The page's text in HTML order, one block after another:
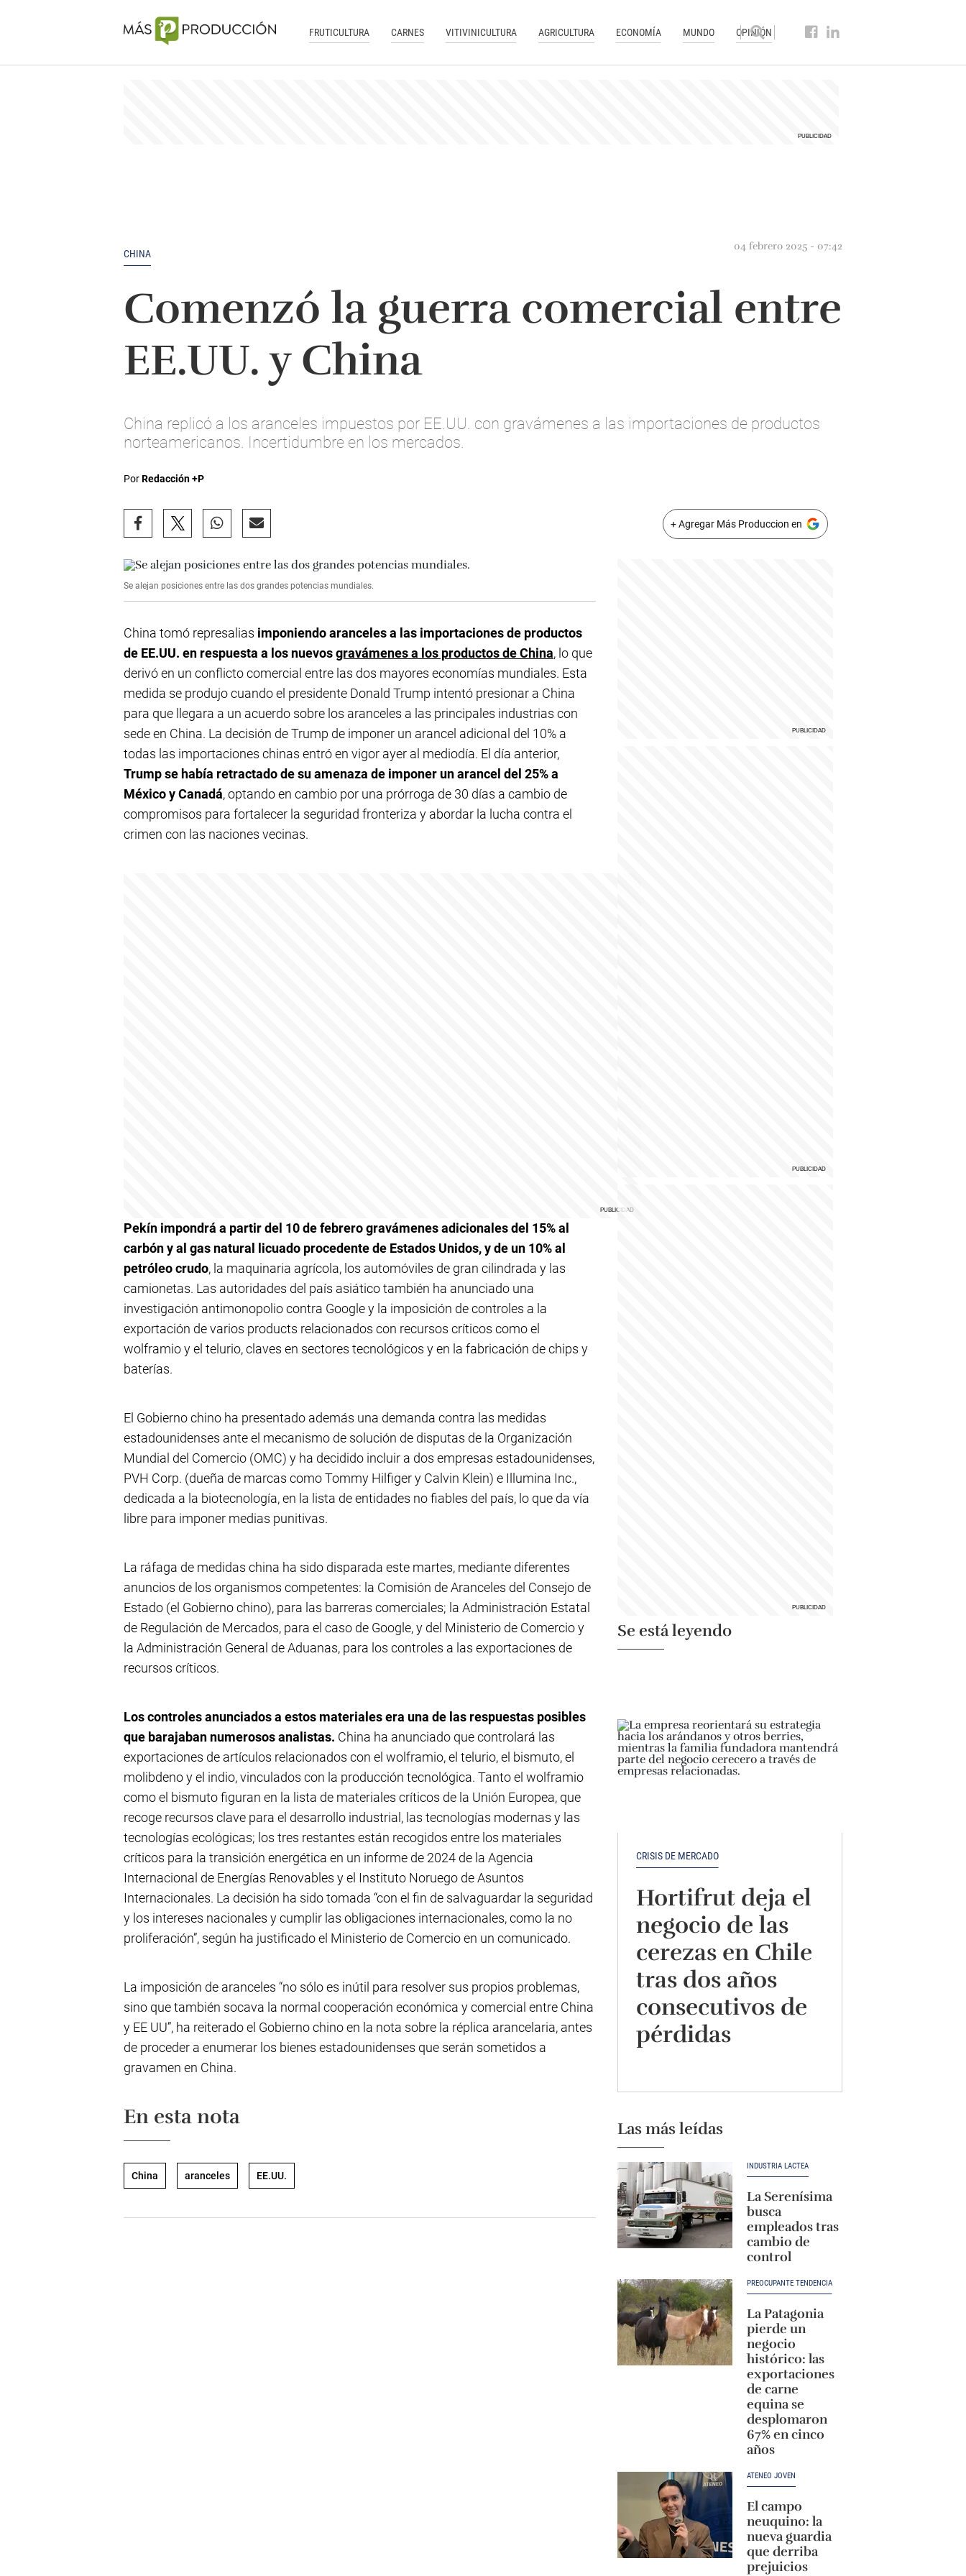
FRUTICULTURA CARNES VITIVINICULTURA AGRICULTURA ECONOMÍA MUNDO OPINIÓN
CHINA
04 febrero 2025 - 07:42
Comenzó la guerra comercial entre
EE.UU. y China
China replicó a los aranceles impuestos por EE.UU. con gravámenes a las importaciones de productos
norteamericanos. Incertidumbre en los mercados.
PorRedacción +P
+ Agregar Más Produccion en
Se alejan posiciones entre las dos grandes potencias mundiales.
China tomó represalias imponiendo aranceles a las importaciones de productos
de EE.UU. en respuesta a los nuevosgravámenes a los productos de China, lo que
derivó en un conflicto comercial entre las dos mayores economías mundiales. Esta
medida se produjo cuando el presidente Donald Trump intentó presionar a China
para que llegara a un acuerdo sobre los aranceles a las principales industrias con
sede en China. La decisión de Trump de imponer un arancel adicional del 10% a
todas las importaciones chinas entró en vigor ayer al mediodía. El día anterior,
Trump se había retractado de su amenaza de imponer un arancel del 25% a
México y Canadá, optando en cambio por una prórroga de 30 días a cambio de
compromisos para fortalecer la seguridad fronteriza y abordar la lucha contra el
crimen con las naciones vecinas.
Pekín impondrá a partir del 10 de febrero gravámenes adicionales del 15% al
carbón y al gas natural licuado procedente de Estados Unidos, y de un 10% al
petróleo crudo, la maquinaria agrícola, los automóviles de gran cilindrada y las
camionetas. Las autoridades del país asiático también ha anunciado una
investigación antimonopolio contra Google y la imposición de controles a la
exportación de varios products relacionados con recursos críticos como el
wolframio y el telurio, claves en sectores tecnológicos y en la fabricación de chips y
baterías.
El Gobierno chino ha presentado además una demanda contra las medidas
estadounidenses ante el mecanismo de solución de disputas de la Organización
Mundial del Comercio (OMC) y ha decidido incluir a dos empresas estadounidenses,
PVH Corp. (dueña de marcas como Tommy Hilfiger y Calvin Klein) e Illumina Inc.,
dedicada a la biotecnología, en la lista de entidades no fiables del país, lo que da vía
libre para imponer medias punitivas.
La ráfaga de medidas china ha sido disparada este martes, mediante diferentes
anuncios de los organismos competentes: la Comisión de Aranceles del Consejo de
Estado (el Gobierno chino), para las barreras comerciales; la Administración Estatal
de Regulación de Mercados, para el caso de Google, y del Ministerio de Comercio y
la Administración General de Aduanas, para los controles a las exportaciones de
recursos críticos.
Los controles anunciados a estos materiales era una de las respuestas posibles
que barajaban numerosos analistas. China ha anunciado que controlará las
exportaciones de artículos relacionados con el wolframio, el telurio, el bismuto, el
molibdeno y el indio, vinculados con la producción tecnológica. Tanto el wolframio
como el bismuto figuran en la lista de materiales críticos de la Unión Europea, que
recoge recursos clave para el desarrollo industrial, las tecnologías modernas y las
tecnologías ecológicas; los tres restantes están recogidos entre los materiales
críticos para la transición energética en un informe de 2024 de la Agencia
Internacional de Energías Renovables y el Instituto Noruego de Asuntos
Internacionales. La decisión ha sido tomada “con el fin de salvaguardar la seguridad
y los intereses nacionales y cumplir las obligaciones internacionales, como la no
proliferación”, según ha justificado el Ministerio de Comercio en un comunicado.
La imposición de aranceles “no sólo es inútil para resolver sus propios problemas,
sino que también socava la normal cooperación económica y comercial entre China
y EE UU”, ha reiterado el Gobierno chino en la nota sobre la réplica arancelaria, antes
de proceder a enumerar los bienes estadounidenses que serán sometidos a
gravamen en China.
En esta nota
China aranceles EE.UU.
Se está leyendo
CRISIS DE MERCADO
Hortifrut deja el
negocio de las
cerezas en Chile
tras dos años
consecutivos de
pérdidas
Las más leídas
INDUSTRIA LÁCTEA
La Serenísima
busca
empleados tras
cambio de
control
PREOCUPANTE TENDENCIA
La Patagonia
pierde un
negocio
histórico: las
exportaciones
de carne
equina se
desplomaron
67% en cinco
años
ATENEO JOVEN
El campo
neuquino: la
nueva guardia
que derriba
prejuicios